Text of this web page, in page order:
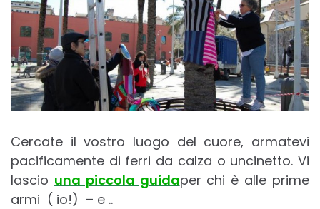
Cercate il vostro luogo del cuore, armatevi
pacificamente di ferri da calza o uncinetto. Vi
lascio una piccola guidaper chi è alle prime
armi ( io!) – e ..